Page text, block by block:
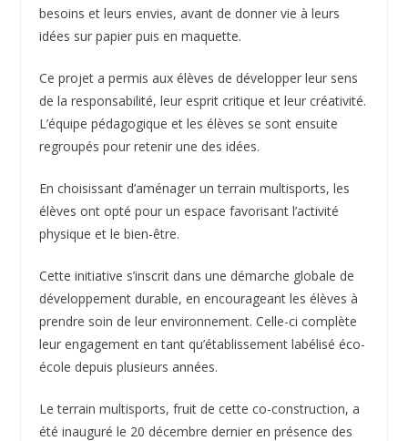
besoins et leurs envies, avant de donner vie à leurs
idées sur papier puis en maquette.
Ce projet a permis aux élèves de développer leur sens
de la responsabilité, leur esprit critique et leur créativité.
L’équipe pédagogique et les élèves se sont ensuite
regroupés pour retenir une des idées.
En choisissant d’aménager un terrain multisports, les
élèves ont opté pour un espace favorisant l’activité
physique et le bien-être.
Cette initiative s’inscrit dans une démarche globale de
développement durable, en encourageant les élèves à
prendre soin de leur environnement. Celle-ci complète
leur engagement en tant qu’établissement labélisé éco-
école depuis plusieurs années.
Le terrain multisports, fruit de cette co-construction, a
été inauguré le 20 décembre dernier en présence des